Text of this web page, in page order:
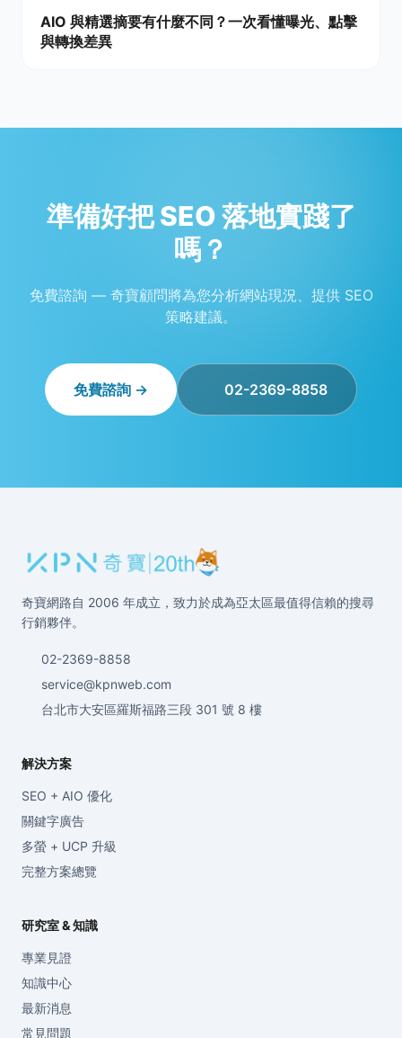
AIO 與精選摘要有什麼不同？一次看懂曝光、點擊
與轉換差異
準備好把 SEO 落地實踐了
嗎？
免費諮詢 — 奇寶顧問將為您分析網站現況、提供 SEO
策略建議。
免費諮詢 → 02-2369-8858
奇寶網路自 2006 年成立，致力於成為亞太區最值得信賴的搜尋
行銷夥伴。
02-2369-8858
service@kpnweb.com
台北市大安區羅斯福路三段 301 號 8 樓
解決方案
SEO + AIO 優化
關鍵字廣告
多螢 + UCP 升級
完整方案總覽
研究室 & 知識
專業見證
知識中心
最新消息
常見問題